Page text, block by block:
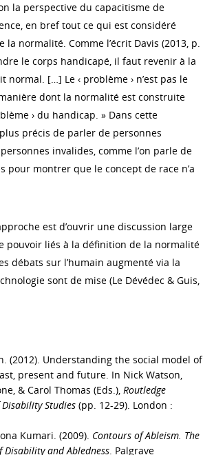
la perspective du capacitisme de
en bref tout ce qui est considéré
la normalité. Comme l’écrit Davis (2013, p.
le corps handicapé, il faut revenir à la
normal. […] Le ‹ problème › n’est pas le
dont la normalité est construite
› du handicap. » Dans cette
précis de parler de personnes
invalides, comme l’on parle de
pour montrer que le concept de race n’a
est d’ouvrir une discussion large
pouvoir liés à la définition de la normalité
débats sur l’humain augmenté via la
sont de mise (Le Dévédec & Guis,
(2012). Understanding the social model of
present and future. In Nick Watson,
& Carol Thomas (Eds.), Routledge
Studies (pp. 12-29). London :
Kumari. (2009). Contours of Ableism. The
Disability and Abledness. Palgrave